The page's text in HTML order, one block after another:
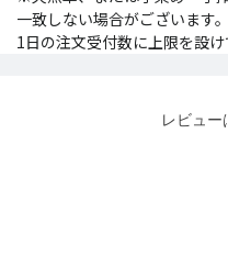
一致しない場合がございます。
1日の注文受付数に上限を設け
レビュー